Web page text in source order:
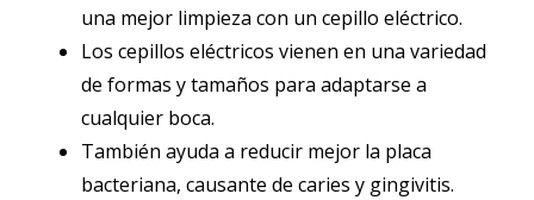
una mejor limpieza con un cepillo eléctrico.
Los cepillos eléctricos vienen en una variedad
de formas y tamaños para adaptarse a
cualquier boca.
También ayuda a reducir mejor la placa
bacteriana, causante de caries y gingivitis.